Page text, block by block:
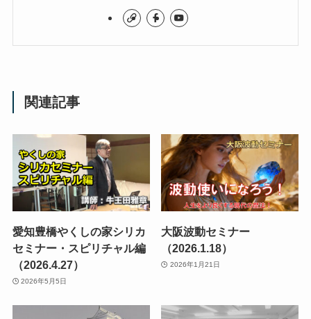
関連記事
愛知豊橋やくしの家シリカ
セミナー・スピリチャル編
（2026.4.27）
2026年5月5日
大阪波動セミナー
（2026.1.18）
2026年1月21日